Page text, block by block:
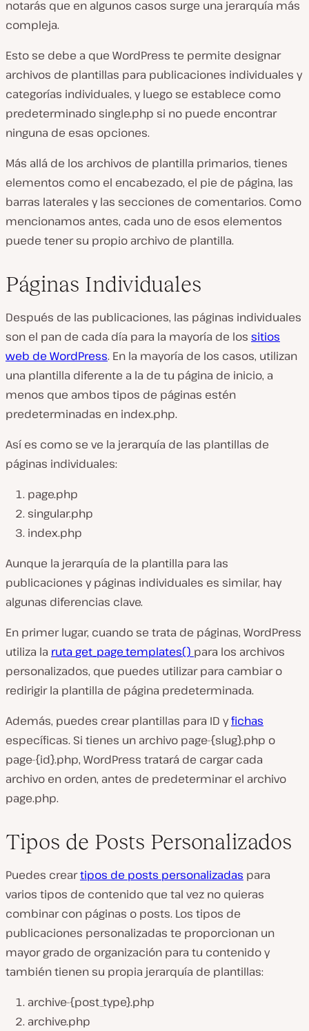
notarás que en algunos casos surge una jerarquía más
compleja.
Esto se debe a que WordPress te permite designar
archivos de plantillas para publicaciones individuales y
categorías individuales, y luego se establece como
predeterminado single.php si no puede encontrar
ninguna de esas opciones.
Más allá de los archivos de plantilla primarios, tienes
elementos como el encabezado, el pie de página, las
barras laterales y las secciones de comentarios. Como
mencionamos antes, cada uno de esos elementos
puede tener su propio archivo de plantilla.
Páginas Individuales
Después de las publicaciones, las páginas individuales
son el pan de cada día para la mayoría de los sitios
web de WordPress. En la mayoría de los casos, utilizan
una plantilla diferente a la de tu página de inicio, a
menos que ambos tipos de páginas estén
predeterminadas en index.php.
Así es como se ve la jerarquía de las plantillas de
páginas individuales:
page.php
singular.php
index.php
Aunque la jerarquía de la plantilla para las
publicaciones y páginas individuales es similar, hay
algunas diferencias clave.
En primer lugar, cuando se trata de páginas, WordPress
utiliza la rutaget_page_templates() para los archivos
personalizados, que puedes utilizar para cambiar o
redirigir la plantilla de página predeterminada.
Además, puedes crear plantillas para ID yfichas
específicas. Si tienes un archivo page-{slug}.php o
page-{id}.php, WordPress tratará de cargar cada
archivo en orden, antes de predeterminar el archivo
page.php.
Tipos de Posts Personalizados
Puedes creartipos de posts personalizadas para
varios tipos de contenido que tal vez no quieras
combinar con páginas o posts. Los tipos de
publicaciones personalizadas te proporcionan un
mayor grado de organización para tu contenido y
también tienen su propia jerarquía de plantillas:
archive-{post_type}.php
archive.php